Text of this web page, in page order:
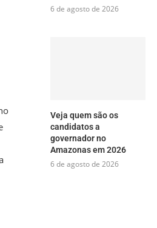
6 de agosto de 2026
Veja quem são os
candidatos a
governador no
Amazonas em 2026
6 de agosto de 2026